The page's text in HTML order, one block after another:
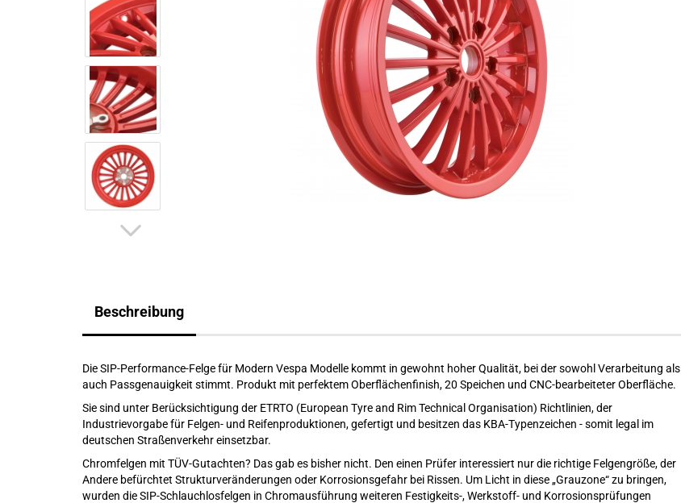
Beschreibung
Die SIP-Performance-Felge für Modern Vespa Modelle kommt in gewohnt hoher Qualität, bei der sowohl Verarbeitung als
auch Passgenauigkeit stimmt. Produkt mit perfektem Oberflächenfinish, 20 Speichen und CNC-bearbeiteter Oberfläche.
Sie sind unter Berücksichtigung der ETRTO (European Tyre and Rim Technical Organisation) Richtlinien, der
Industrievorgabe für Felgen- und Reifenproduktionen, gefertigt und besitzen das KBA-Typenzeichen - somit legal im
deutschen Straßenverkehr einsetzbar.
Chromfelgen mit TÜV-Gutachten? Das gab es bisher nicht. Den einen Prüfer interessiert nur die richtige Felgengröße, der
Andere befürchtet Strukturveränderungen oder Korrosionsgefahr bei Rissen. Um Licht in diese „Grauzone“ zu bringen,
wurden die SIP-Schlauchlosfelgen in Chromausführung weiteren Festigkeits-, Werkstoff- und Korrosionsprüfungen